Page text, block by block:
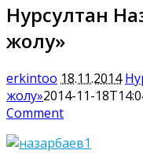
Нурсултан
жолу»
erkintoo 18.11.2014
жолу»2014-11-
Comment